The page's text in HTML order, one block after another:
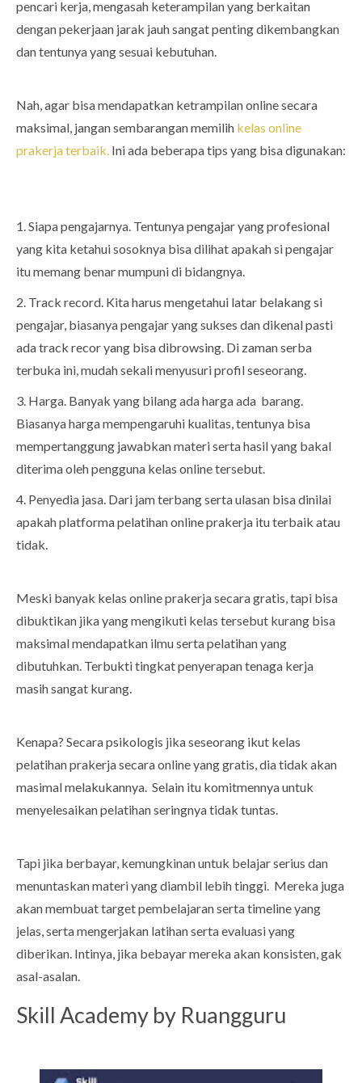
pencari kerja, mengasah keterampilan yang berkaitan
dengan pekerjaan jarak jauh sangat penting dikembangkan
dan tentunya yang sesuai kebutuhan.
Nah, agar bisa mendapatkan ketrampilan online secara
maksimal, jangan sembarangan memilih kelas online
prakerja terbaik. Ini ada beberapa tips yang bisa digunakan:
1. Siapa pengajarnya. Tentunya pengajar yang profesional
yang kita ketahui sosoknya bisa dilihat apakah si pengajar
itu memang benar mumpuni di bidangnya.
2. Track record. Kita harus mengetahui latar belakang si
pengajar, biasanya pengajar yang sukses dan dikenal pasti
ada track recor yang bisa dibrowsing. Di zaman serba
terbuka ini, mudah sekali menyusuri profil seseorang.
3. Harga. Banyak yang bilang ada harga ada barang.
Biasanya harga mempengaruhi kualitas, tentunya bisa
mempertanggung jawabkan materi serta hasil yang bakal
diterima oleh pengguna kelas online tersebut.
4. Penyedia jasa. Dari jam terbang serta ulasan bisa dinilai
apakah platforma pelatihan online prakerja itu terbaik atau
tidak.
Meski banyak kelas online prakerja secara gratis, tapi bisa
dibuktikan jika yang mengikuti kelas tersebut kurang bisa
maksimal mendapatkan ilmu serta pelatihan yang
dibutuhkan. Terbukti tingkat penyerapan tenaga kerja
masih sangat kurang.
Kenapa? Secara psikologis jika seseorang ikut kelas
pelatihan prakerja secara online yang gratis, dia tidak akan
masimal melakukannya. Selain itu komitmennya untuk
menyelesaikan pelatihan seringnya tidak tuntas.
Tapi jika berbayar, kemungkinan untuk belajar serius dan
menuntaskan materi yang diambil lebih tinggi. Mereka juga
akan membuat target pembelajaran serta timeline yang
jelas, serta mengerjakan latihan serta evaluasi yang
diberikan. Intinya, jika bebayar mereka akan konsisten, gak
asal-asalan.
Skill Academy by Ruangguru